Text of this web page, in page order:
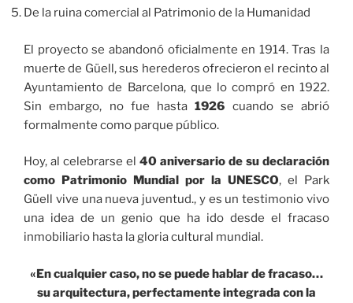
De la ruina comercial al Patrimonio de la Humanidad
El proyecto se abandonó oficialmente en 1914. Tras la
muerte de Güell, sus herederos ofrecieron el recinto al
Ayuntamiento de Barcelona, que lo compró en 1922.
Sin embargo, no fue hasta1926 cuando se abrió
formalmente como parque público.
Hoy, al celebrarse el 40 aniversario de su declaración
como Patrimonio Mundial por la UNESCO, el Park
Güell vive una nueva juventud., y es un testimonio vivo
una idea de un genio que ha ido desde el fracaso
inmobiliario hasta la gloria cultural mundial.
«En cualquier caso, no se puede hablar de fracaso…
su arquitectura, perfectamente integrada con la